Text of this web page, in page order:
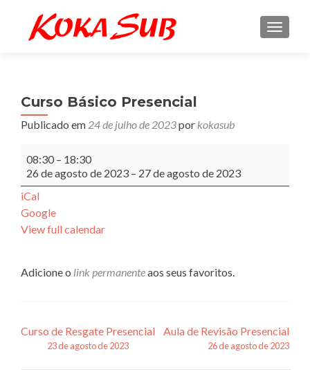
Curso Básico Presencial
Publicado em 24 de julho de 2023por kokasub
Básico
Presencial
08:30 – 18:30
26 de agosto de 2023 – 27 de agosto de 2023
iCal
Google
View full calendar
Adicione o link permanenteaos seus favoritos.
Navegação
Curso de Resgate Presencial
23 de agosto de 2023
Aula de Revisão Presencial
26 de agosto de 2023